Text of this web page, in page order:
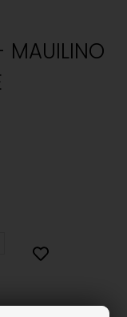
MAUILINO